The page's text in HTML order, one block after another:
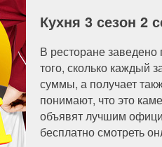
Кухня 3 сезон 2
В ресторане заведено
того, сколько каждый
суммы, а получает
понимают, что это
объявят лучшим
бесплатно смотреть